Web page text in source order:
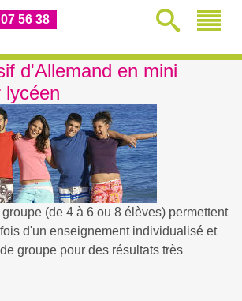
56 38
d'Allemand en mini
lycéen
(de 4 à 6 ou 8 élèves) permettent
d'un enseignement individualisé et
groupe pour des résultats très